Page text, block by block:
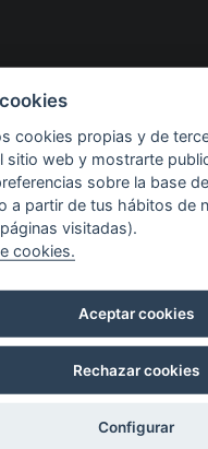
Todos los derechos
de cookies Política de
cookies propias y de
sitio web y mostrarte
sobre la base
a partir de tus hábitos de
visitadas).
cookies.
Aceptar cookies
Rechazar cookies
Configurar